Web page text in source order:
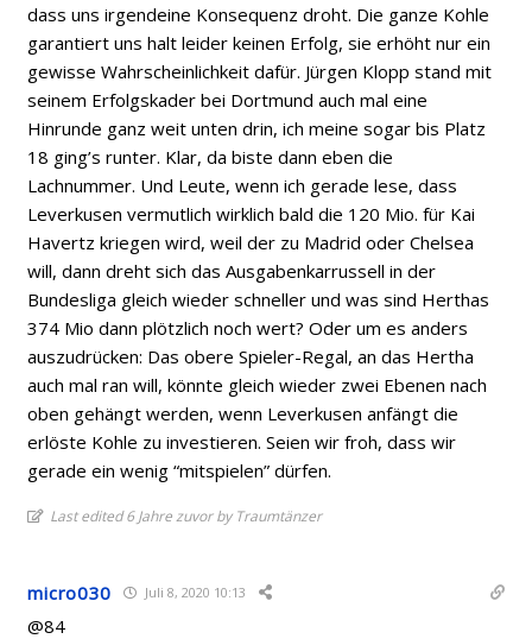
dass uns irgendeine Konsequenz droht. Die ganze Kohle
garantiert uns halt leider keinen Erfolg, sie erhöht nur ein
gewisse Wahrscheinlichkeit dafür. Jürgen Klopp stand mit
seinem Erfolgskader bei Dortmund auch mal eine
Hinrunde ganz weit unten drin, ich meine sogar bis Platz
18 ging’s runter. Klar, da biste dann eben die
Lachnummer. Und Leute, wenn ich gerade lese, dass
Leverkusen vermutlich wirklich bald die 120 Mio. für Kai
Havertz kriegen wird, weil der zu Madrid oder Chelsea
will, dann dreht sich das Ausgabenkarrussell in der
Bundesliga gleich wieder schneller und was sind Herthas
374 Mio dann plötzlich noch wert? Oder um es anders
auszudrücken: Das obere Spieler-Regal, an das Hertha
auch mal ran will, könnte gleich wieder zwei Ebenen nach
oben gehängt werden, wenn Leverkusen anfängt die
erlöste Kohle zu investieren. Seien wir froh, dass wir
gerade ein wenig “mitspielen” dürfen.
Last edited 6 Jahre zuvor by Traumtänzer
micro030 Juli 8, 2020 10:13
@84